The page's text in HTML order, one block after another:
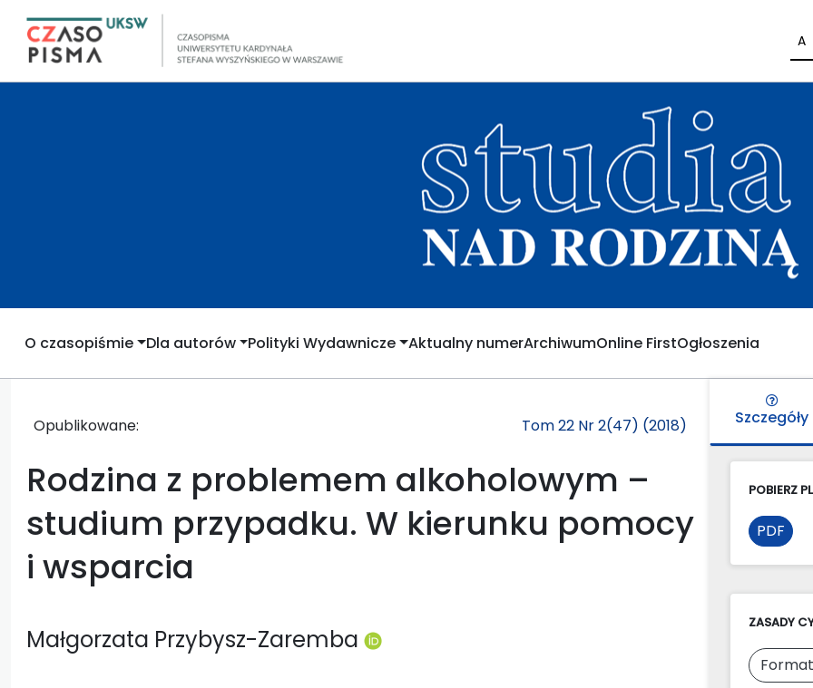
A
O czasopiśmie Dla autorów Polityki Wydawnicze Aktualny numerArchiwumOnline FirstOgłoszenia
Opublikowane: Tom 22 Nr 2(47) (2018)
Rodzina z problemem alkoholowym –
studium przypadku. W kierunku pomocy
i wsparcia
Małgorzata Przybysz-Zaremba
Szczegóły
POBIERZ
PDF
ZASADY